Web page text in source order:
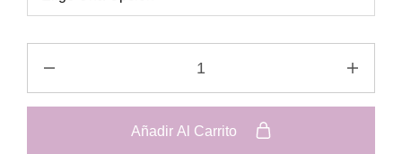
Añadir Al Carrito